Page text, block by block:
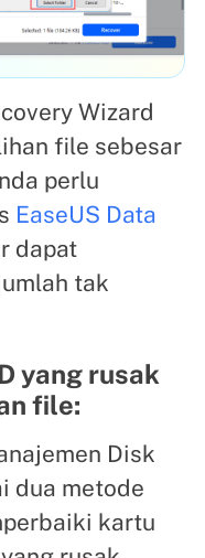
Wizard
file sebesar
perlu
EaseUS Data
dapat
tak
yang rusak
file:
Disk
dua metode
kartu